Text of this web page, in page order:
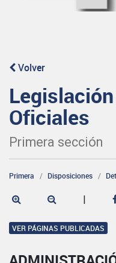
Volver
Oficiales
Primera sección
Primera Disposiciones
|
VER PÁGINAS PUBLICADAS